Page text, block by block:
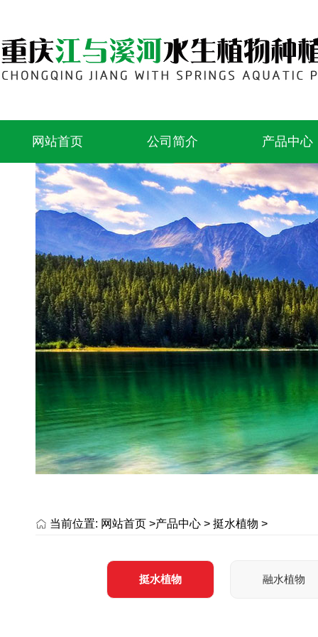
网站首页 公司简介 产品中心
当前位置: 网站首页 >产品中心 > 挺水植物 >
挺水植物 融水植物